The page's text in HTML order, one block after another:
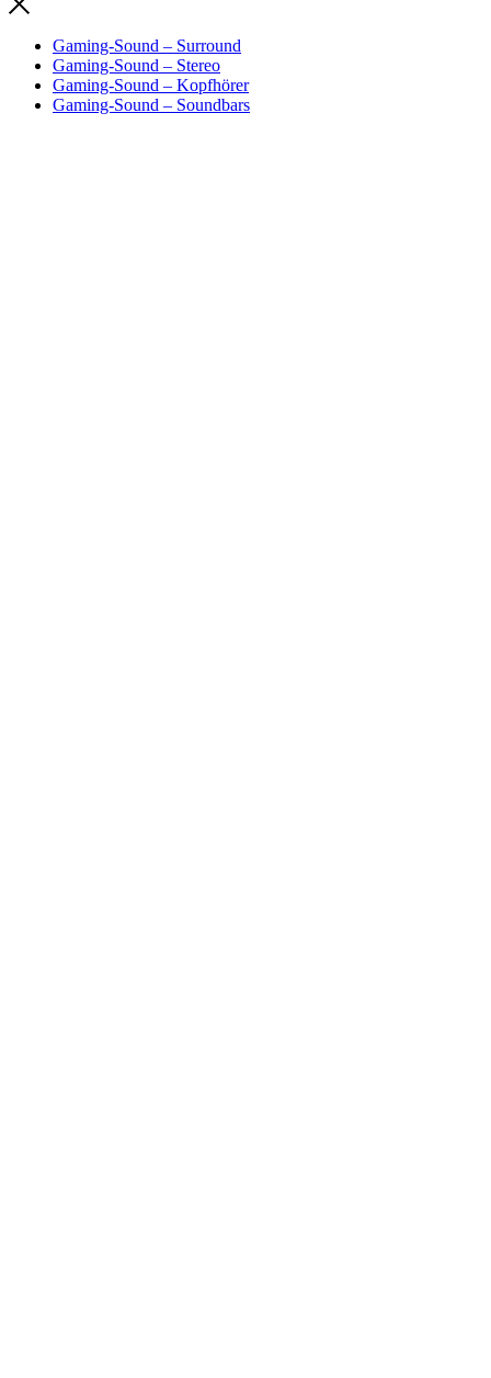
Gaming-Sound – Surround
Gaming-Sound – Stereo
Gaming-Sound – Kopfhörer
Gaming-Sound – Soundbars